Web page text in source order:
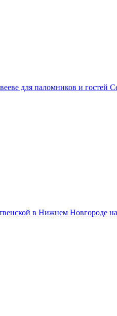
для паломников и гостей
в Нижнем Новгороде